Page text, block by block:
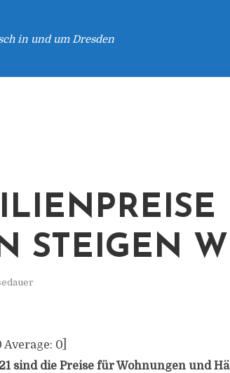
in und um Dresden
STEIGEN
Average: 0
sind die Preise für Wohnungen und